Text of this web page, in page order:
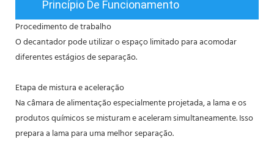
Princípio De Funcionamento
Procedimento de trabalho
O decantador pode utilizar o espaço limitado para acomodar
diferentes estágios de separação.
Etapa de mistura e aceleração
Na câmara de alimentação especialmente projetada, a lama e os
produtos químicos se misturam e aceleram simultaneamente. Isso
prepara a lama para uma melhor separação.